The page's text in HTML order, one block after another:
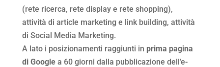
(rete ricerca, rete display e rete shopping),
attività di article marketing e link building, attività
di Social Media Marketing.
A lato i posizionamenti raggiunti in prima pagina
di Googlea 60 giorni dalla pubblicazione dell’e-